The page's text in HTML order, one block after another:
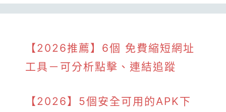
【2026推薦】6個 免費縮短網址
工具－可分析點擊、連結追蹤
【2026】5個安全可用的APK下